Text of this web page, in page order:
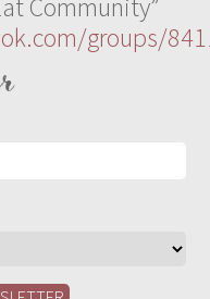
Community”
groups/